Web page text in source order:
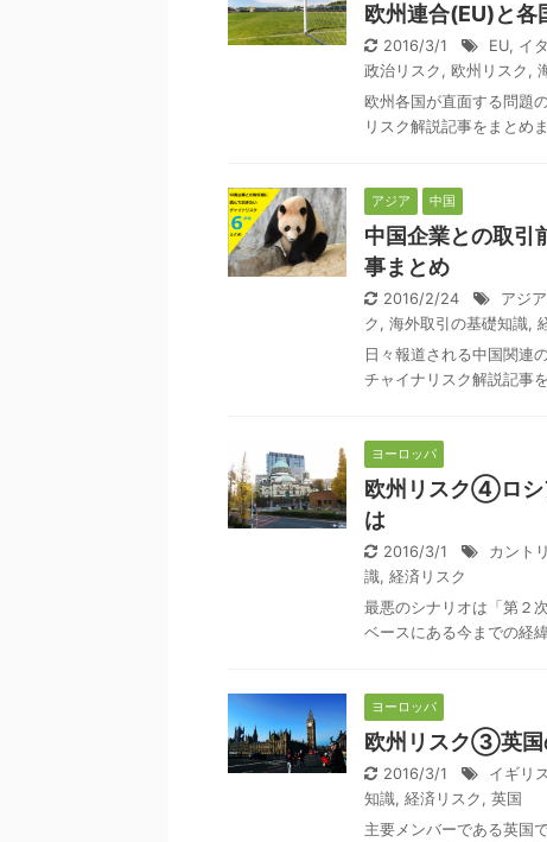
欧州連合(EU)と各
2016/3/1 EU, イ
政治リスク , 欧州リスク ,
欧州各国が直面する問題
リスク解説記事をまとめま
アジア 中国
中国企業との取引
事まとめ
2016/2/24 アジ
ク , 海外取引の基礎知識,
日々報道される中国関連
チャイナリスク解説記事
ヨーロッパ
欧州リスク④ロシ
は
2016/3/1 カント
識, 経済リスク
最悪のシナリオは「第２
ベースにある今までの経
ヨーロッパ
欧州リスク③英国
2016/3/1 イギリ
知識, 経済リスク , 英国
主要メンバーである英国